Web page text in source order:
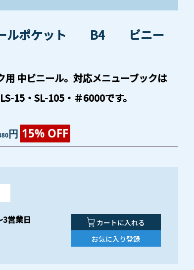
ルポケット B4 ビニー
用 中ビニール。対応メニューブックは
15・SL-105・＃6000です。
円 15% OFF
3営業日
カートに入れる
お気に入り登録